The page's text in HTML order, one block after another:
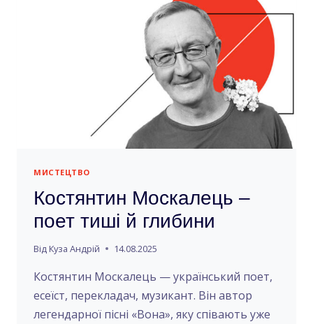
МИСТЕЦТВО
Костянтин Москалець –
поет тиші й глибини
Від Куза Андрій 14.08.2025
Костянтин Москалець — український поет,
есеїст, перекладач, музикант. Він автор
легендарної пісні «Вона», яку співають уже